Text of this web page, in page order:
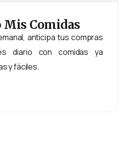
Mis Comidas
anticipa tus compras
diario con comidas ya
y fáciles.